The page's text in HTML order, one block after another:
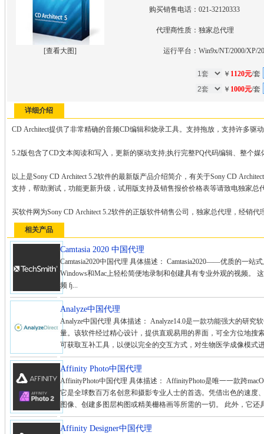
[查看大图]
购买销售电话：021-32120333
代理商性质：独家总代理
运行平台：Win9x/NT/2000/XP/
￥ 1120元/套
￥ 1000元/套
详细介绍
CD Architect提供了非常精确的音频CD编辑和烧录工具。支持拖放，支持许多驱
5.2版包含了CD文本阅读和写入，更新的驱动支持;执行完整PQ代码编辑、整个
以上是Sony CD Architect 5.2软件的最新版产品介绍简介，有关于Sony CD
支持，帮助测试，功能更新升级，试用版支持及销售报价价格表等请致电独家总
买软件网为Sony CD Architect 5.2软件的正版软件销售公司，独家总代理，经销代
相关产品
Camtasia 2020 中国代理
Camtasia2020中国代理 具体描述： Camtasia2020——优质的一站
Windows和Mac上轻松简便地录制和创建具有专业外观的视频。
频 ɧ...
Analyze中国代理
Analyze中国代理 具体描述： Analyze14.0是一款功能强大的研究
量。该软件经过精心设计，提供直观易用的界面，可全方位地搜
可获取互补工具，以便以完全的交互方式，对生物医学成像模式
Affinity Photo中国代理
AffinityPhoto中国代理 具体描述： AffinityPhoto是唯一一款跨
它是全球数百万名创意和摄影专业人士的首选。凭借出色的速度
图像、创建多图层构图或精美栅格画等所需的一切。 此外，它还
Affinity Designer中国代理